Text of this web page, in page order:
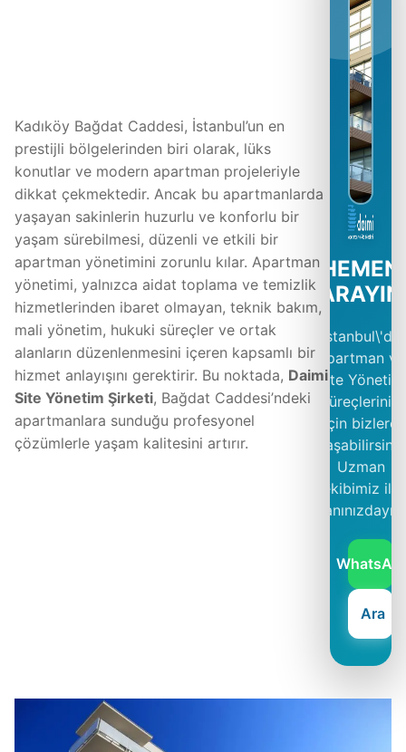
Kadıköy Bağdat Caddesi, İstanbul’un en
prestijli bölgelerinden biri olarak, lüks
konutlar ve modern apartman projeleriyle
dikkat çekmektedir. Ancak bu apartmanlarda
yaşayan sakinlerin huzurlu ve konforlu bir
yaşam sürebilmesi, düzenli ve etkili bir
apartman yönetimini zorunlu kılar. Apartman
yönetimi, yalnızca aidat toplama ve temizlik
hizmetlerinden ibaret olmayan, teknik bakım,
mali yönetim, hukuki süreçler ve ortak
alanların düzenlenmesini içeren kapsamlı bir
hizmet anlayışını gerektirir. Bu noktada, Daimi
Site Yönetim Şirketi, Bağdat Caddesi’ndeki
apartmanlara sunduğu profesyonel
çözümlerle yaşam kalitesini artırır.
HEMEN
ARAYIN
İstanbul\'da
Apartman ve
Site Yönetim
süreçleriniz
için bizlere
Uzman
ekibimiz ile
yanınızdayız.
Ara